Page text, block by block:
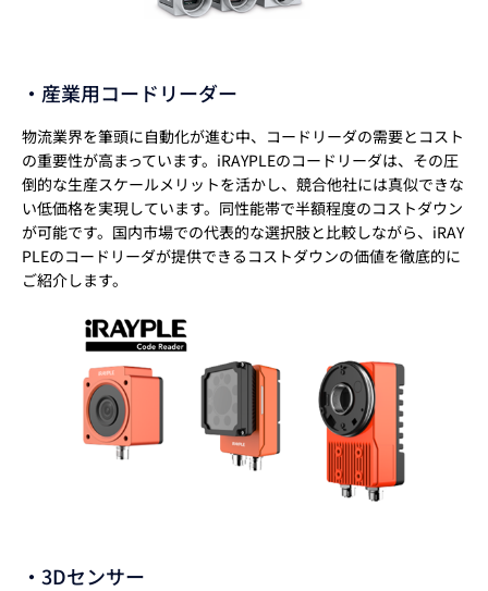
・産業用コードリーダー
物流業界を筆頭に自動化が進む中、コードリーダの需要とコスト
の重要性が高まっています。iRAYPLEのコードリーダは、その圧
倒的な生産スケールメリットを活かし、競合他社には真似できな
い低価格を実現しています。同性能帯で半額程度のコストダウン
が可能です。国内市場での代表的な選択肢と比較しながら、iRAY
PLEのコードリーダが提供できるコストダウンの価値を徹底的に
ご紹介します。
・3Dセンサー